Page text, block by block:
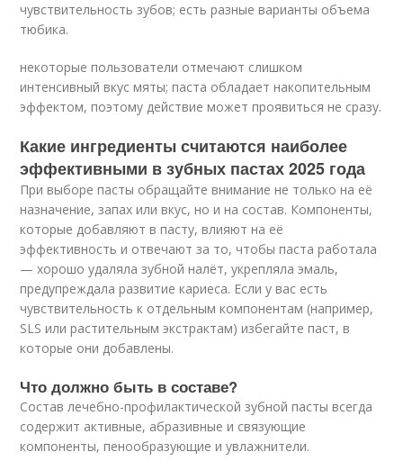
чувствительность зубов; есть разные варианты объема
тюбика.
некоторые пользователи отмечают слишком
интенсивный вкус мяты; паста обладает накопительным
эффектом, поэтому действие может проявиться не сразу.
Какие ингредиенты считаются наиболее
эффективными в зубных пастах 2025 года
При выборе пасты обращайте внимание не только на её
назначение, запах или вкус, но и на состав. Компоненты,
которые добавляют в пасту, влияют на её
эффективность и отвечают за то, чтобы паста работала
— хорошо удаляла зубной налёт, укрепляла эмаль,
предупреждала развитие кариеса. Если у вас есть
чувствительность к отдельным компонентам (например,
SLS или растительным экстрактам) избегайте паст, в
которые они добавлены.
Что должно быть в составе?
Состав лечебно-профилактической зубной пасты всегда
содержит активные, абразивные и связующие
компоненты, пенообразующие и увлажнители.